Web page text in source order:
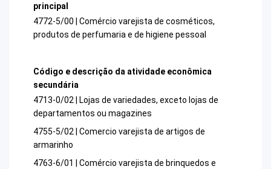
principal
4772-5/00 | Comércio varejista de cosméticos,
produtos de perfumaria e de higiene pessoal
Código e descrição da atividade econômica
secundária
4713-0/02 | Lojas de variedades, exceto lojas de
departamentos ou magazines
4755-5/02 | Comercio varejista de artigos de
armarinho
4763-6/01 | Comércio varejista de brinquedos e